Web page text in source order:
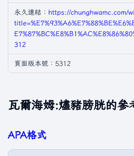
永久連結： https://chunghwamc.com/
312
頁面版本號：5312
瓦爾海姆:燼豬膀胱的參
APA格式